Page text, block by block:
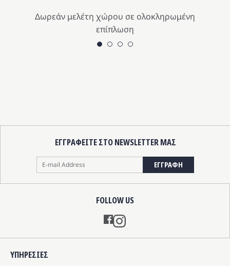
Δωρεάν μελέτη χώρου σε ολοκληρωμένη
επίπλωση
FOLLOW US
Instagram
ΕΓΓΡΑΦΕΙΤΕ ΣΤΟ NEWSLETTER ΜΑΣ
ΕΓΓΡΑΦΗ
ΥΠΗΡΕΣIΕΣ